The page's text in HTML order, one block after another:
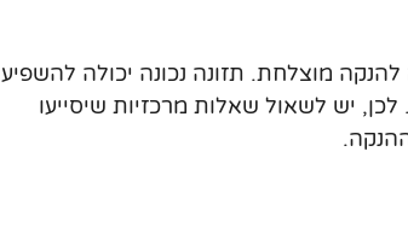
מוצלחת. תזונה נכונה יכולה להשפיע
יש לשאול שאלות מרכזיות שיסייעו